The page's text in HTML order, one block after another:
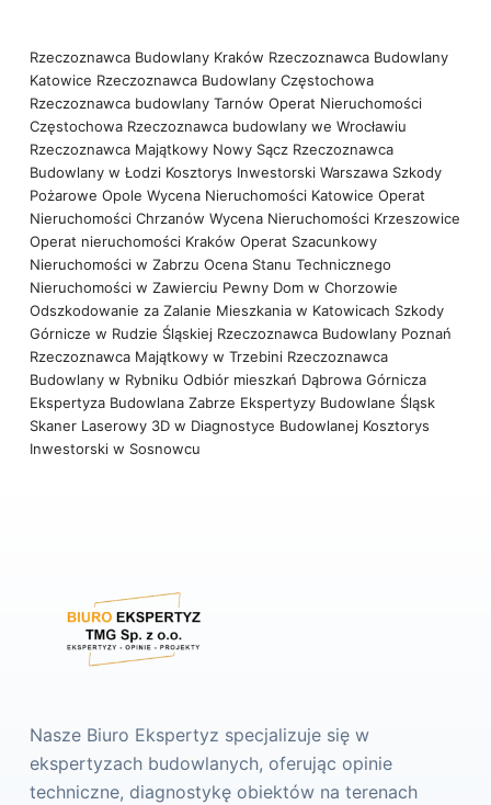
Rzeczoznawca Budowlany Kraków Rzeczoznawca Budowlany
Katowice Rzeczoznawca Budowlany Częstochowa
Rzeczoznawca budowlany Tarnów Operat Nieruchomości
Częstochowa Rzeczoznawca budowlany we Wrocławiu
Rzeczoznawca Majątkowy Nowy Sącz Rzeczoznawca
Budowlany w Łodzi Kosztorys Inwestorski Warszawa Szkody
Pożarowe Opole Wycena Nieruchomości Katowice Operat
Nieruchomości Chrzanów Wycena Nieruchomości Krzeszowice
Operat nieruchomości Kraków Operat Szacunkowy
Nieruchomości w Zabrzu Ocena Stanu Technicznego
Nieruchomości w Zawierciu Pewny Dom w Chorzowie
Odszkodowanie za Zalanie Mieszkania w Katowicach Szkody
Górnicze w Rudzie Śląskiej Rzeczoznawca Budowlany Poznań
Rzeczoznawca Majątkowy w Trzebini Rzeczoznawca
Budowlany w Rybniku Odbiór mieszkań Dąbrowa Górnicza
Ekspertyza Budowlana Zabrze Ekspertyzy Budowlane Śląsk
Skaner Laserowy 3D w Diagnostyce Budowlanej Kosztorys
Inwestorski w Sosnowcu
Nasze Biuro Ekspertyz specjalizuje się w
ekspertyzach budowlanych, oferując opinie
techniczne, diagnostykę obiektów na terenach